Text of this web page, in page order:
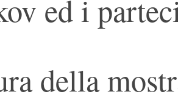
ed i
della